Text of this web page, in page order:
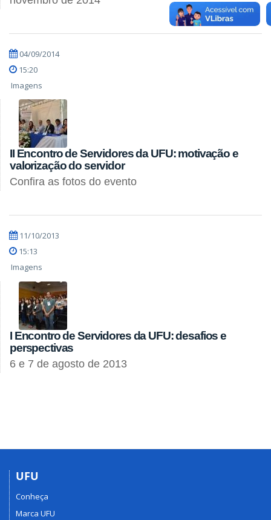
04/09/2014
15:20
Imagens
II Encontro de Servidores da UFU: motivação e
valorização do servidor
Confira as fotos do evento
11/10/2013
15:13
Imagens
I Encontro de Servidores da UFU: desafios e
perspectivas
6 e 7 de agosto de 2013
UFU
Conheça
Marca UFU